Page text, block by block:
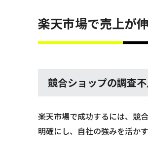
楽天市場で売上が
競合ショップの調査
楽天市場で成功するには、競
明確にし、自社の強みを活か